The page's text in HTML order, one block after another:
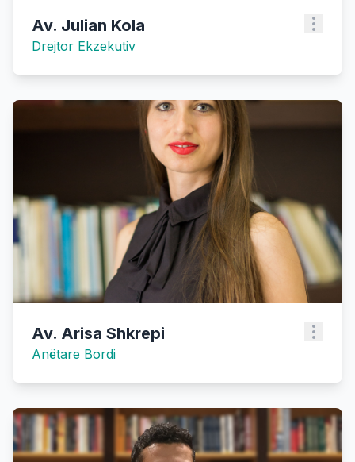
Av. Julian Kola
Drejtor Ekzekutiv
Av. Arisa Shkrepi
Anëtare Bordi